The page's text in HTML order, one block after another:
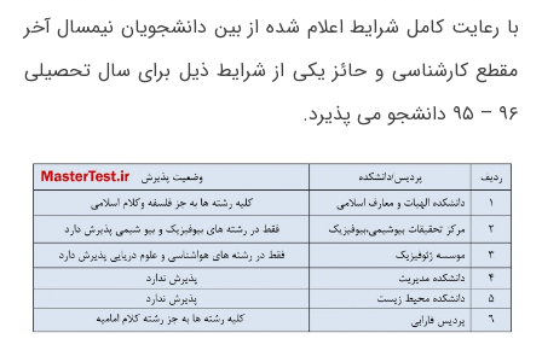
با رعایت کامل شرایط اعلام شده از بین دانشجویان نیمسال آخر
مقطع کارشناسی و حائز یکی از شرایط ذیل برای سال تحصیلی
۹۶ – ۹۵ دانشجو می پذیرد.